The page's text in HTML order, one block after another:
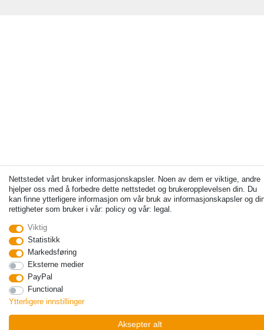
Nettstedet vårt bruker informasjonskapsler. Noen av dem er viktige, andre
hjelper oss med å forbedre dette nettstedet og brukeropplevelsen din. Du
kan finne ytterligere informasjon om vår bruk av informasjonskapsler og
rettigheter som bruker i vår: policy og vår: legal.
Viktig
Statistikk
Markedsføring
Eksterne medier
PayPal
Functional
Ytterligere innstillinger
Aksepter alt